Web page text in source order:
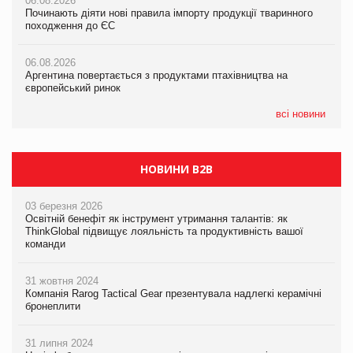
Починають діяти нові правила імпорту продукції тваринного
походження до ЄС
06.08.2026
Аргентина повертається з продуктами птахівництва на
європейський ринок
всі новини
ударів по українському бізнесу за час повномасштабної війни
Смачне поповнення дитячого меню: у VARUS з’явилися
новинки від ТМ ТОКЕРИ
Починають діяти нові правила імпорту продукції тваринного
походження до ЄС
06.08.2026
Аргентина повертається з продуктами птахівництва на
європейський ринок
НОВИНИ B2B
03 березня 2026
Освітній бенефіт як інструмент утримання талантів: як
ThinkGlobal підвищує лояльність та продуктивність вашої
команди
31 жовтня 2024
Компанія Rarog Tactical Gear презентувала надлегкі керамічні
бронеплити
31 липня 2024